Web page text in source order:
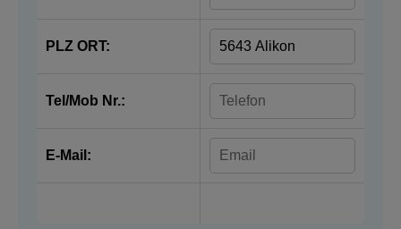
PLZ ORT:
Tel/Mob Nr.:
E-Mail: